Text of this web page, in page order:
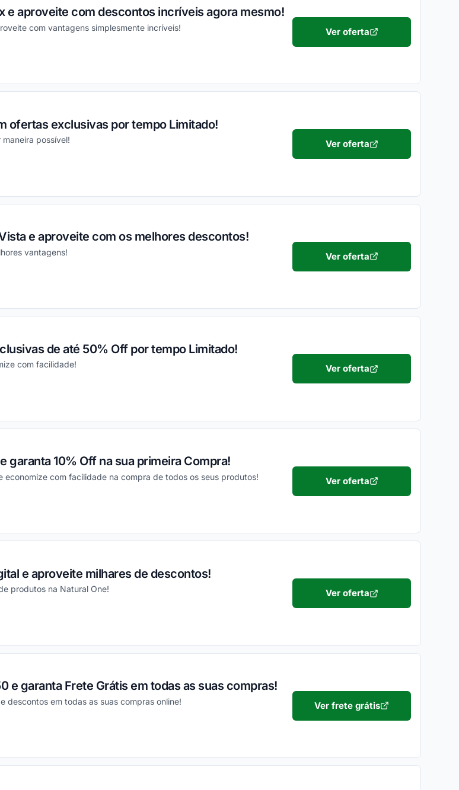
e aproveite com descontos incríveis agora mesmo!
com vantagens simplesmente incríveis! Ver oferta
ofertas exclusivas por tempo Limitado!
possível! Ver oferta
e aproveite com os melhores descontos!
vantagens! Ver oferta
de até 50% Off por tempo Limitado!
com facilidade! Ver oferta
garanta 10% Off na sua primeira Compra!
com facilidade na compra de todos os seus produtos! Ver oferta
e aproveite milhares de descontos!
produtos na Natural One! Ver oferta
e garanta Frete Grátis em todas as suas compras!
descontos em todas as suas compras online! Ver frete grátis